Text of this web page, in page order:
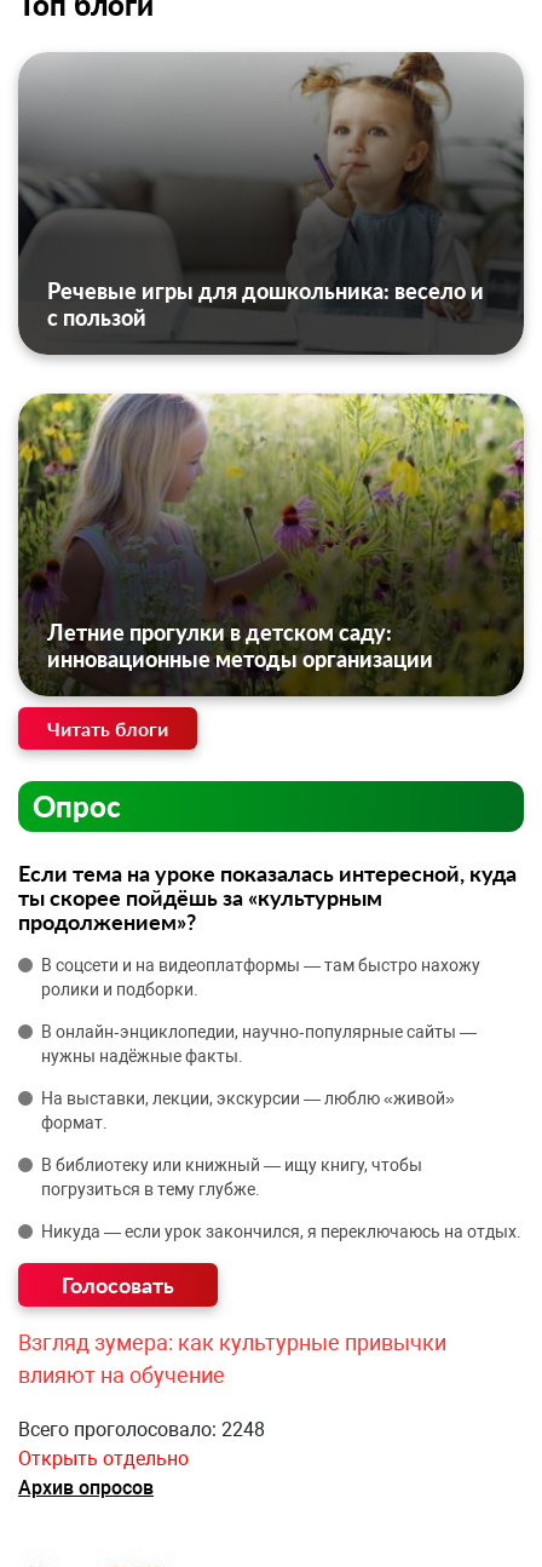
Речевые игры для дошкольника: весело и
с пользой
Летние прогулки в детском саду:
инновационные методы организации
Читать блоги
Опрос
Если тема на уроке показалась интересной, куда
ты скорее пойдёшь за «культурным
продолжением»?
В соцсети и на видеоплатформы — там быстро нахожу
ролики и подборки.
В онлайн‑энциклопедии, научно‑популярные сайты —
нужны надёжные факты.
На выставки, лекции, экскурсии — люблю «живой»
формат.
В библиотеку или книжный — ищу книгу, чтобы
погрузиться в тему глубже.
Никуда — если урок закончился, я переключаюсь на отдых.
Взгляд зумера: как культурные привычки
влияют на обучение
Всего проголосовало: 2248
Открыть отдельно
Архив опросов